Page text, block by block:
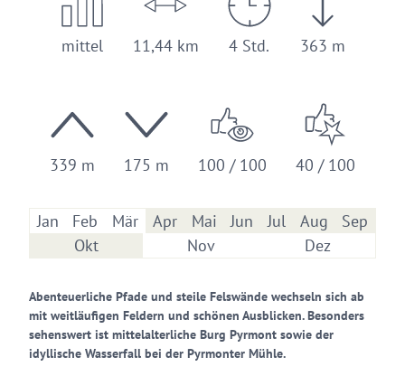
mittel 11,44 km 4 Std. 363 m
339 m 175 m 100 / 100 40 / 100
Jan Feb Mär Apr Mai Jun Jul Aug
Sep
Okt
Nov Dez
Abenteuerliche Pfade und steile Felswände wechseln sich ab
mit weitläufigen Feldern und schönen Ausblicken. Besonders
sehenswert ist mittelalterliche Burg Pyrmont sowie der
idyllische Wasserfall bei der Pyrmonter Mühle.